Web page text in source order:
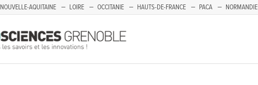
NOUVELLE-AQUITAINE LOIRE OCCITANIE HAUTS-DE-FRANCE PACA NORMANDIE